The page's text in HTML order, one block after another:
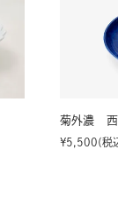
菊外濃 西
¥5,500 税